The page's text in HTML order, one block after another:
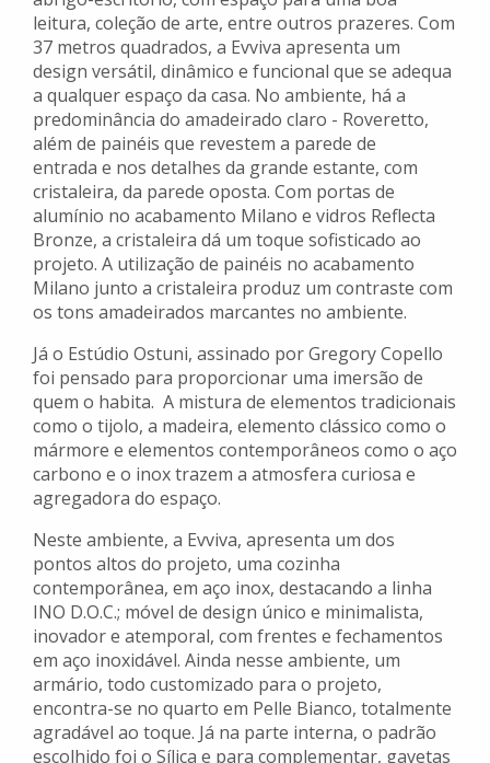
leitura, coleção de arte, entre outros prazeres. Com
37 metros quadrados, a Evviva apresenta um
design versátil, dinâmico e funcional que se adequa
a qualquer espaço da casa. No ambiente, há a
predominância do amadeirado claro - Roveretto,
além de painéis que revestem a parede de
entrada e nos detalhes da grande estante, com
cristaleira, da parede oposta. Com portas de
alumínio no acabamento Milano e vidros Reflecta
Bronze, a cristaleira dá um toque sofisticado ao
projeto. A utilização de painéis no acabamento
Milano junto a cristaleira produz um contraste com
os tons amadeirados marcantes no ambiente.
Já o Estúdio Ostuni, assinado por Gregory Copello
foi pensado para proporcionar uma imersão de
quem o habita. A mistura de elementos tradicionais
como o tijolo, a madeira, elemento clássico como o
mármore e elementos contemporâneos como o aço
carbono e o inox trazem a atmosfera curiosa e
agregadora do espaço.
Neste ambiente, a Evviva, apresenta um dos
pontos altos do projeto, uma cozinha
contemporânea, em aço inox, destacando a linha
INO D.O.C.; móvel de design único e minimalista,
inovador e atemporal, com frentes e fechamentos
em aço inoxidável. Ainda nesse ambiente, um
armário, todo customizado para o projeto,
encontra-se no quarto em Pelle Bianco, totalmente
agradável ao toque. Já na parte interna, o padrão
escolhido foi o Sílica e para complementar, gavetas